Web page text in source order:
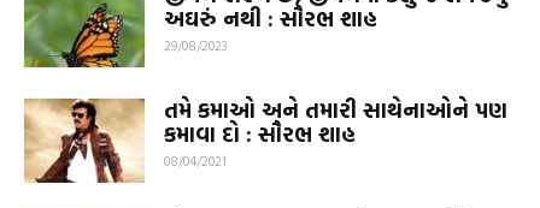
અઘરું નથી : સૌરભ શાહ
29/08/2023
તમે કમાઓ અને તમારી સાથેનાઓને પણ
કમાવા દો : સૌરભ શાહ
08/04/2021